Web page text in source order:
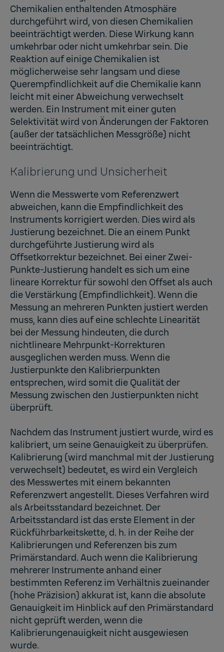
Chemikalien enthaltenden Atmosphäre
durchgeführt wird, von diesen Chemikalien
beeinträchtigt werden. Diese Wirkung kann
umkehrbar oder nicht umkehrbar sein. Die
Reaktion auf einige Chemikalien ist
möglicherweise sehr langsam und diese
Querempfindlichkeit auf die Chemikalie kann
leicht mit einer Abweichung verwechselt
werden. Ein Instrument mit einer guten
Selektivität wird von Änderungen der Faktoren
(außer der tatsächlichen Messgröße) nicht
beeinträchtigt.
Kalibrierung und Unsicherheit
Wenn die Messwerte vom Referenzwert
abweichen, kann die Empfindlichkeit des
Instruments korrigiert werden. Dies wird als
Justierung bezeichnet. Die an einem Punkt
durchgeführte Justierung wird als
Offsetkorrektur bezeichnet. Bei einer Zwei-
Punkte-Justierung handelt es sich um eine
lineare Korrektur für sowohl den Offset als auch
die Verstärkung (Empfindlichkeit). Wenn die
Messung an mehreren Punkten justiert werden
muss, kann dies auf eine schlechte Linearität
bei der Messung hindeuten, die durch
nichtlineare Mehrpunkt-Korrekturen
ausgeglichen werden muss. Wenn die
Justierpunkte den Kalibrierpunkten
entsprechen, wird somit die Qualität der
Messung zwischen den Justierpunkten nicht
überprüft.
Nachdem das Instrument justiert wurde, wird es
kalibriert, um seine Genauigkeit zu überprüfen.
Kalibrierung (wird manchmal mit der Justierung
verwechselt) bedeutet, es wird ein Vergleich
des Messwertes mit einem bekannten
Referenzwert angestellt. Dieses Verfahren wird
als Arbeitsstandard bezeichnet. Der
Arbeitsstandard ist das erste Element in der
Rückführbarkeitskette, d. h. in der Reihe der
Kalibrierungen und Referenzen bis zum
Primärstandard. Auch wenn die Kalibrierung
mehrerer Instrumente anhand einer
bestimmten Referenz im Verhältnis zueinander
(hohe Präzision) akkurat ist, kann die absolute
Genauigkeit im Hinblick auf den Primärstandard
nicht geprüft werden, wenn die
Kalibrierungenauigkeit nicht ausgewiesen
wurde.